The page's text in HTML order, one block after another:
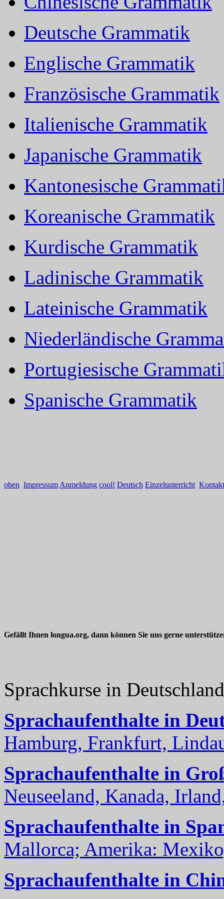
Deutsche Grammatik
Englische Grammatik
Französische Grammatik
Italienische Grammatik
Japanische Grammatik
Kantonesische
Koreanische Grammatik
Kurdische Grammatik
Ladinische Grammatik
Lateinische Grammatik
Niederländische
Portugiesische
Spanische Grammatik
oben Impressum Anmeldung cool! Deutsch Einzelunterricht Kontakt
Gefällt Ihnen longua.org, dann können Sie uns gerne
Sprachkurse in
Sprachaufenthalte in
Hamburg, Frankfurt,
Sprachaufenthalte in
Neuseeland, Kanada,
Sprachaufenthalte in
Mallorca; Amerika:
Sprachaufenthalte in